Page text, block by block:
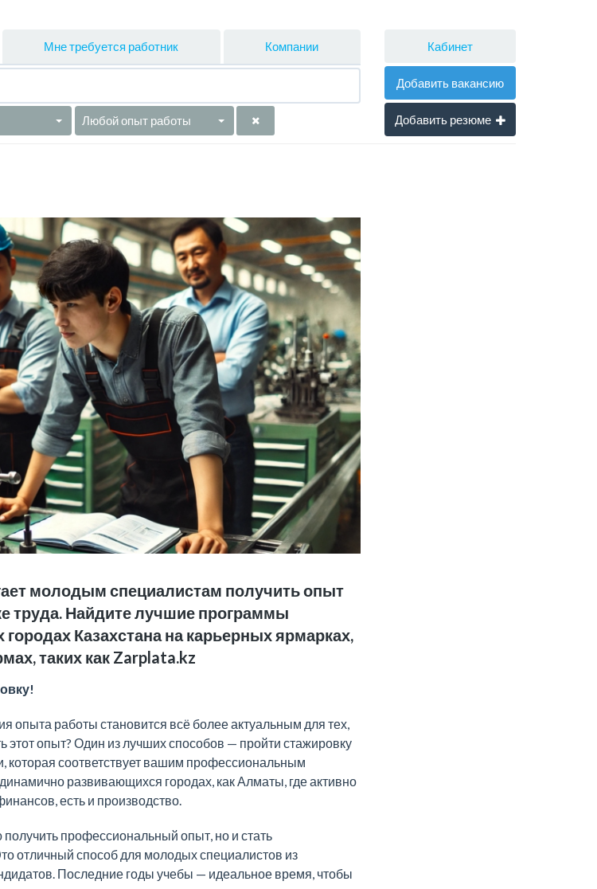
Мне требуется работник Компании
Любой опыт работы
Кабинет
Добавить вакансию
Добавить резюме
молодым специалистам получить опыт
труда. Найдите лучшие программы
Казахстана на карьерных ярмарках,
таких как Zarplata.kz
опыта работы становится всё более актуальным для тех,
этот опыт? Один из лучших способов — пройти стажировку
которая соответствует вашим профессиональным
развивающихся городах, как Алматы, где активно
есть и производство.
профессиональный опыт, но и стать
отличный способ для молодых специалистов из
Последние годы учебы — идеальное время, чтобы